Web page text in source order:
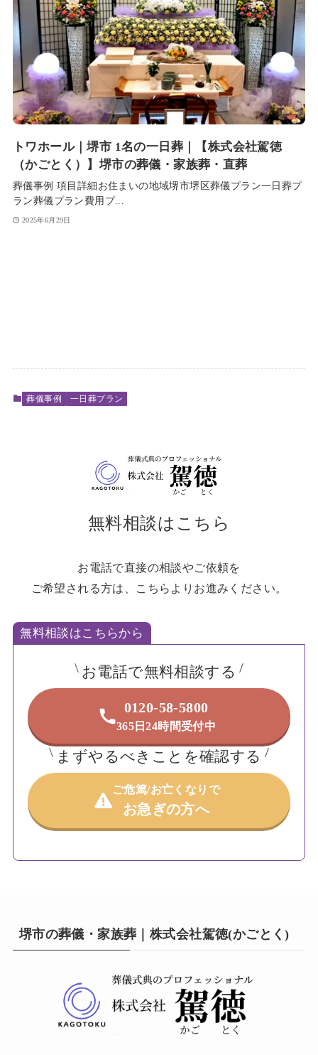
トワホール｜堺市 1名の一日葬｜【株式会社駕徳
（かごとく）】堺市の葬儀・家族葬・直葬
葬儀事例 項目詳細お住まいの地域堺市堺区葬儀プラン一日葬プ
ラン葬儀プラン費用プ...
2025年6月29日
葬儀事例 一日葬プラン
無料相談はこちら
お電話で直接の相談やご依頼を
ご希望される方は、こちらよりお進みください。
無料相談はこちらから
お電話で無料相談する
0120-58-5800
365日24時間受付中
まずやるべきことを確認する
ご危篤/お亡くなりで
お急ぎの方へ
堺市の葬儀・家族葬｜株式会社駕徳(かごとく)